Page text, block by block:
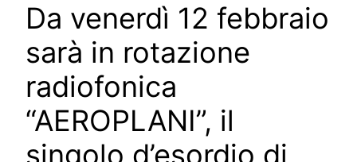
Da venerdì 12 febbraio
sarà in rotazione
radiofonica
“AEROPLANI”, il
singolo d’esordio di